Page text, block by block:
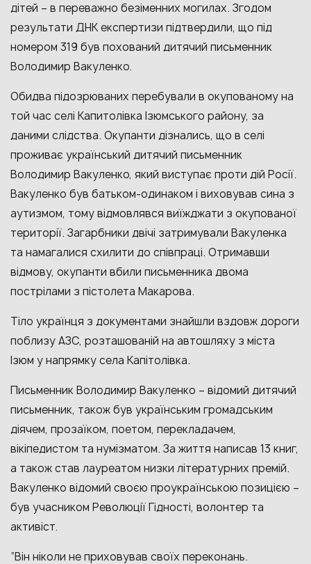
дітей – в переважно безіменних могилах. Згодом
результати ДНКекспертизи підтвердили, що під
номером 319 був похований дитячий письменник
Володимир Вакуленко.
Обидва підозрюваних перебували в окупованому на
той час селі Капитолівка Ізюмського району, за
даними слідства. Окупанти дізнались, що в селі
проживає український дитячий письменник
Володимир Вакуленко, який виступає проти дій Росії.
Вакуленко був батьком-одинаком і виховував сина з
аутизмом, тому відмовлявся виїжджати з окупованої
території. Загарбники двічі затримували Вакуленка
та намагалися схилити до співпраці. Отримавши
відмову, окупанти вбили письменника двома
пострілами з пістолета Макарова.
Тіло українця з документами знайшли вздовж дороги
поблизу АЗС, розташованій на автошляху з міста
Ізюм у напрямку села Капітолівка.
Письменник Володимир Вакуленко – відомий дитячий
письменник, такожбув українським громадським
діячем, прозаїком, поетом, перекладачем,
вікіпедистом та нумізматом. За життя написав 13 книг,
а також став лауреатом низки літературних премій.
Вакуленко відомий своєю проукраїнською позицією –
був учасником Революції Гідності, волонтер та
активіст.
“Він ніколи не приховував своїх переконань.